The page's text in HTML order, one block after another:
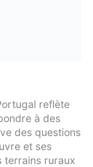
reflète
à des
des questions
et ses
terrains ruraux